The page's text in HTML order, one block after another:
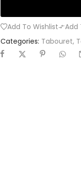
Add To Wishlist
Add
Categories: Tabouret,